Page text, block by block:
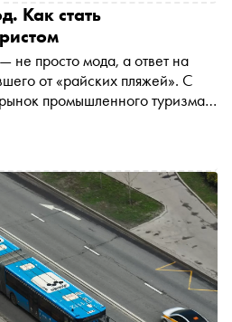
креативной неделе»
продукцию и повышает
Как стать
просто мода, а ответ на
от «райских пляжей». С
промышленного туризма
опыт, а не за красивые
что обычно скрыто, и уйти с
сделаешь на Арбате